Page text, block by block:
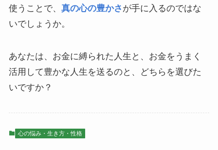
使うことで、 真の心の豊かさ が手に入るのではな
いでしょうか。
あなたは、お金に縛られた人生と、お金をうまく
活用して豊かな人生を送るのと、どちらを選びた
いですか？
心の悩み・生き方・性格